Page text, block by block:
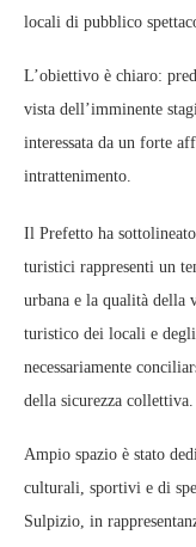
locali di pubblico
L’obiettivo è chiaro:
vista dell’imminente
interessata da un forte
intrattenimento.
Il Prefetto ha
turistici rappresenti un
urbana e la qualità della
turistico dei locali e
necessariamente
della sicurezza collettiva.
Ampio spazio è stato
culturali, sportivi e di
Sulpizio, in